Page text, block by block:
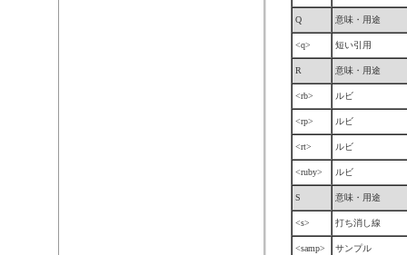
Q 意味・用途
<q> 短い引用
R 意味・用途
<rb> ルビ
<rp> ルビ
<rt> ルビ
<ruby> ルビ
S 意味・用途
<s> 打ち消し線
<samp> サンプル